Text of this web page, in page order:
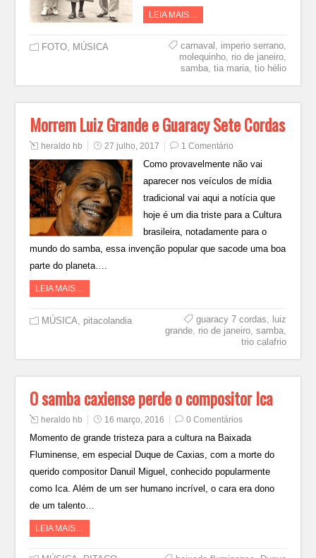
LEIA MAIS…
FOTO, MÚSICA carnaval , imperio serrano,
molequinho, rio de janeiro,
samba, tia maria, tio hélio
Morrem Luiz Grande e Guaracy Sete Cordas
heraldo hb 27 julho, 2017 1 Comentário
Como provavelmente não vai
aparecer nos veículos de mídia
tradicional vai aqui a notícia que
hoje é um dia triste para a Cultura
brasileira, notadamente para o
mundo do samba, essa invenção popular que sacode uma boa
parte do planeta….
LEIA MAIS…
MÚSICA, pitacolandia guaracy 7 cordas, luiz
grande, rio de janeiro, samba,
trio calafrio
O samba caxiense perde o compositor Ica
heraldo hb 16 março, 2016 0 Comentários
Momento de grande tristeza para a cultura na Baixada
Fluminense, em especial Duque de Caxias, com a morte do
querido compositor Danuil Miguel, conhecido popularmente
como Ica. Além de um ser humano incrível, o cara era dono
de um talento…
LEIA MAIS…